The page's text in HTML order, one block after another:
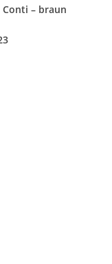
Conti – braun